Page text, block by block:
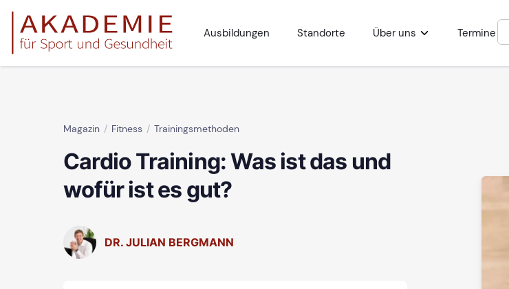
Ausbildungen Standorte Über uns Termine
Magazin Fitness Trainingsmethoden
Cardio Training: Was ist das und
wofür ist es gut?
DR. JULIAN BERGMANN